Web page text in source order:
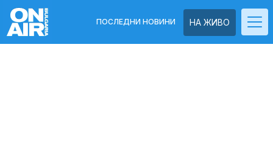
НА ЖИВО
ПОСЛЕДНИ НОВИНИ